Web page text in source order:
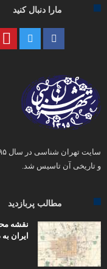
مارا دنبال کنید
و تاریخی آن تاسیس شد.
مطالب پربازدید
ایران